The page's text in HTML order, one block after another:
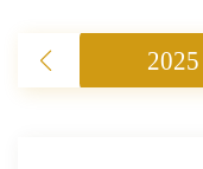
2025